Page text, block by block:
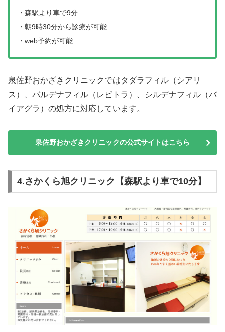
・森駅より車で9分
・朝9時30分から診療が可能
・web予約が可能
泉佐野おかざきクリニックではタダラフィル（シアリ
ス）、バルデナフィル（レビトラ）、シルデナフィル（バ
イアグラ）の処方に対応しています。
泉佐野おかざきクリニックの公式サイトはこちら
4.さかくら旭クリニック【森駅より車で10分】